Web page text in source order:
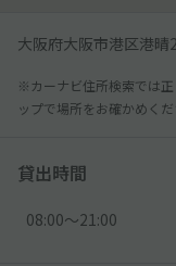
大阪府大阪市港区港晴
※カーナビ住所検索では
ップで場所をお確かめくだ
貸出時間
08:00〜21:00